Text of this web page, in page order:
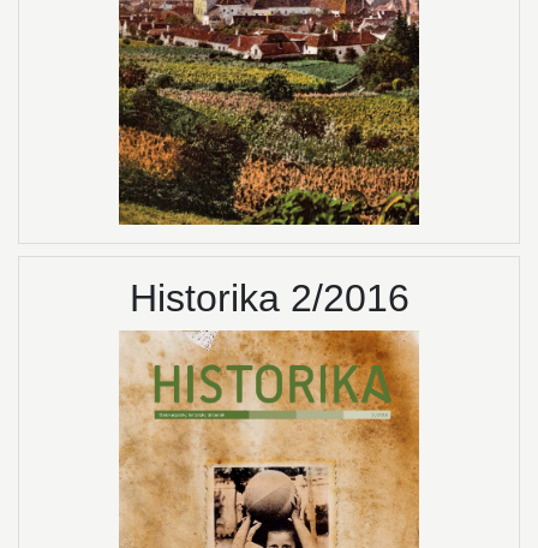
Historika 2/2016